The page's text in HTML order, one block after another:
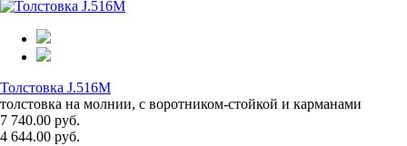
Толстовка J.516M
толстовка на молнии, с воротником-стойкой и карманами
7 740.00 руб.
4 644.00 руб.